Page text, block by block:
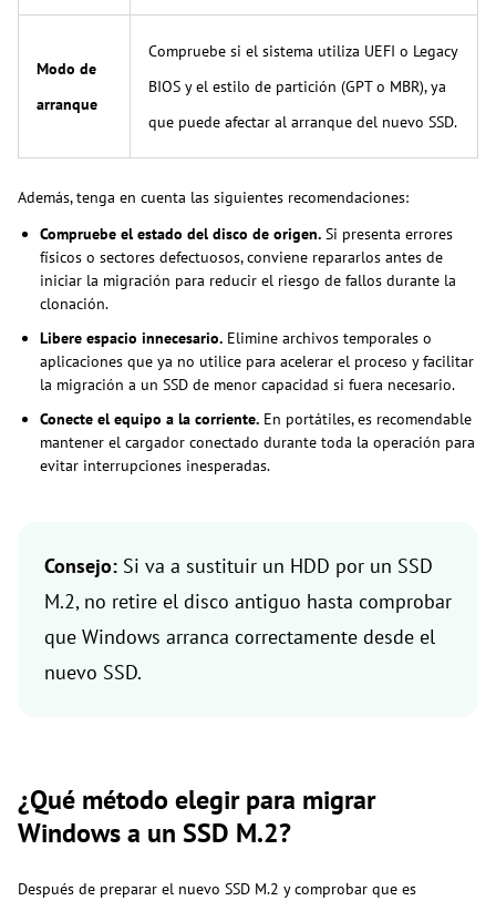
Modo de
arranque
Compruebe si el sistema utiliza UEFI o Legacy
BIOS y el estilo de partición (GPT o MBR), ya
que puede afectar al arranque del nuevo SSD.
Además, tenga en cuenta las siguientes recomendaciones:
Compruebe el estado del disco de origen. Si presenta errores
físicos o sectores defectuosos, conviene repararlos antes de
iniciar la migración para reducir el riesgo de fallos durante la
clonación.
Libere espacio innecesario. Elimine archivos temporales o
aplicaciones que ya no utilice para acelerar el proceso y facilitar
la migración a un SSD de menor capacidad si fuera necesario.
Conecte el equipo a la corriente. En portátiles, es recomendable
mantener el cargador conectado durante toda la operación para
evitar interrupciones inesperadas.
Consejo: Si va a sustituir un HDD por un SSD
M.2, no retire el disco antiguo hasta comprobar
que Windows arranca correctamente desde el
nuevo SSD.
¿Qué método elegir para migrar
Windows a un SSD M.2?
Después de preparar el nuevo SSD M.2 y comprobar que es